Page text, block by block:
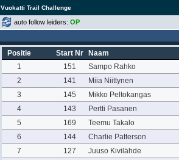
Vuokatti Trail Challenge
auto follow leiders: OP
Positie Start Nr
Naam
1
151
Sampo Rahko
2
141
Miia Niittynen
3
145
Mikko Peltokangas
4
143
Pertti Pasanen
5
169
Teemu Takalo
6
144
Charlie Patterson
7
127
Juuso Kivilähde